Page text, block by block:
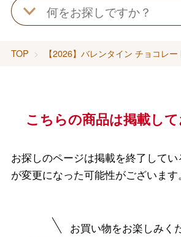
TOP 【2026】バレンタイン チョコレ
こちらの商品は掲載し
お探しのページは掲載を終了して
が変更になった可能性がございます。
お買い物をお楽しみく
ホワイトデー